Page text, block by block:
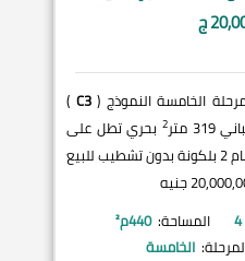
الخامسة النموذج (C3
)
متر 2 بحري تطل على
حديقة كبيرة تشمل 4 نوم 4 حمام 2 بلكونة بدون تشطيب للبيع
4 المساحة: 440م²
الخامسة